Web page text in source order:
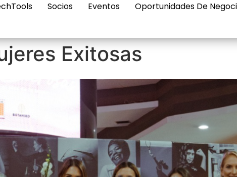
Socios Eventos Oportunidades De
Exitosas